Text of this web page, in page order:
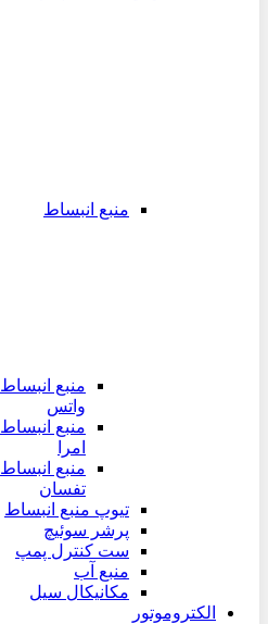
منبع انبساط
منبع انبساط
واتس
منبع انبساط
امرا
منبع انبساط
تفسان
تیوپ منبع انبساط
پرشر سوئیچ
ست کنترل پمپ
منبع آب
مکانیکال سیل
الکتروموتور